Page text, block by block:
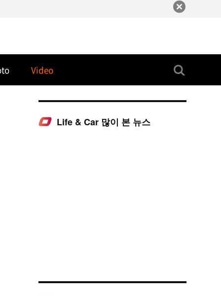
Video
Life & Car 많이 본 뉴스